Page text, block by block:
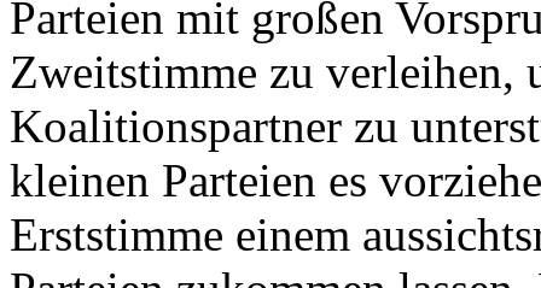
Parteien mit großen
Zweitstimme zu verleihen,
Koalitionspartner zu
kleinen Parteien es
Erststimme einem